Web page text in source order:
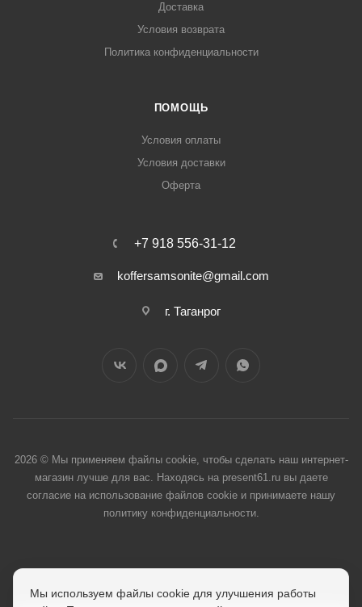
Доставка
Условия возврата
Политика конфиденциальности
ПОМОЩЬ
Условия оплаты
Условия доставки
Оферта
+7 918 556-31-12
koffersamsonite@gmail.com
г. Таганрог
2026 © Мы применяем файлы cookie, чтобы сделать наш интернет-
магазин лучше для вас. Находясь на present61.ru вы даете
согласие на использование файлов cookie и принимаете нашу
политику конфиденциальности.
Мы используем файлы cookie для улучшения работы